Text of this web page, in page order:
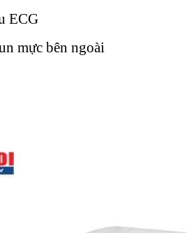
bên ngoài